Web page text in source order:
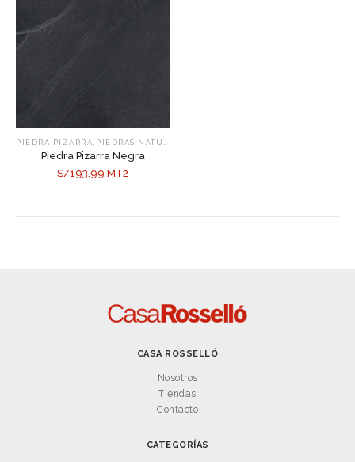
PIEDRA PIZARRA PIEDRAS NATURALES
Piedra Pizarra Negra
S/193.99 MT2
CASA ROSSELLÓ
Nosotros
Tiendas
Contacto
CATEGORÍAS